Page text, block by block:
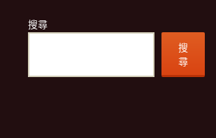
搜尋
搜
尋